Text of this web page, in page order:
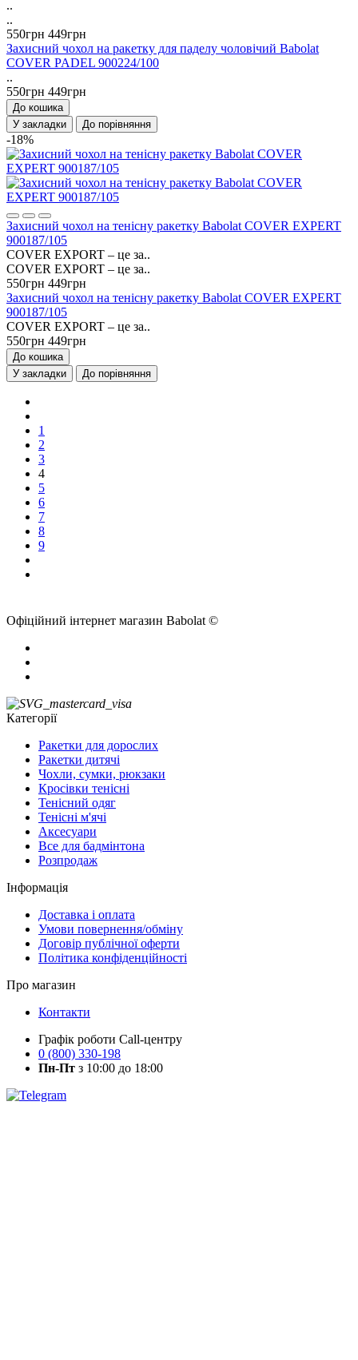
..
..
550грн 449грн
Захисний чохол на ракетку для паделу чоловічий Babolat
COVER PADEL 900224/100
..
550грн 449грн
До кошика
У закладки
До порівняння
-18%
Захисний чохол на тенісну ракетку Babolat COVER EXPERT
900187/105
COVER EXPORT – це за..
COVER EXPORT – це за..
550грн 449грн
Захисний чохол на тенісну ракетку Babolat COVER EXPERT
900187/105
COVER EXPORT – це за..
550грн 449грн
До кошика
У закладки
До порівняння
1
2
3
4
5
6
7
8
9
Офіційний інтернет магазин Babolat ©
Категорії
Ракетки для дорослих
Ракетки дитячі
Чохли, сумки, рюкзаки
Кросівки тенісні
Тенісний одяг
Тенісні м'ячі
Аксесуари
Все для бадмінтона
Розпродаж
Інформація
Доставка і оплата
Умови повернення/обміну
Договір публічної оферти
Політика конфіденційності
Про магазин
Контакти
Графік роботи Call-центру
0 (800) 330-198
Пн-Пт з 10:00 до 18:00